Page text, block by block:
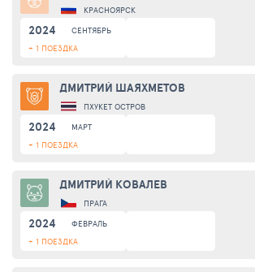
КРАСНОЯРСК
2024
СЕНТЯБРЬ
+ 1 ПОЕЗДКА
ДМИТРИЙ ШАЯХМЕТОВ
ПХУКЕТ ОСТРОВ
2024
МАРТ
+ 1 ПОЕЗДКА
ДМИТРИЙ КОВАЛЕВ
ПРАГА
2024
ФЕВРАЛЬ
+ 1 ПОЕЗДКА